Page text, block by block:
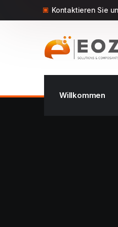
Kontaktieren Sie
Willkommen